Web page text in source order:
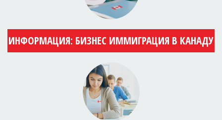
ИНФОРМАЦИЯ: БИЗНЕС ИММИГРАЦИЯ В КАНАДУ